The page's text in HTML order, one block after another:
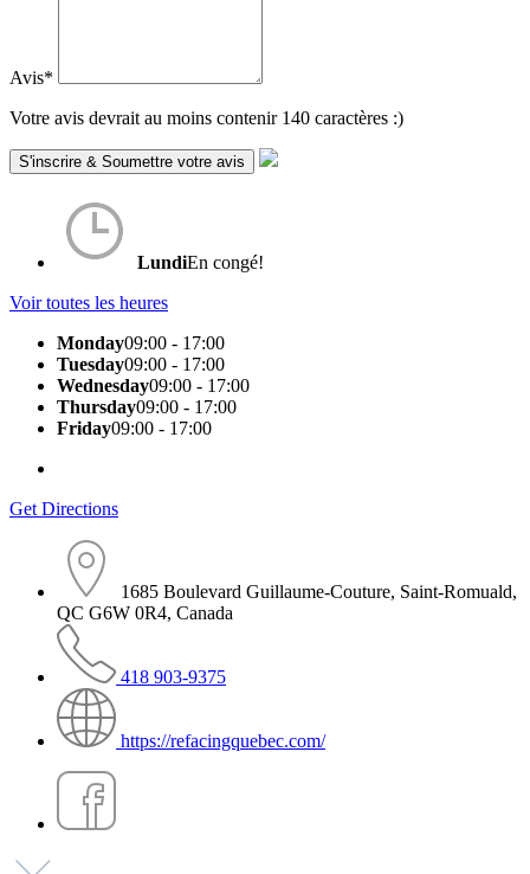
Avis*
Votre avis devrait au moins contenir 140 caractères :)
LundiEn congé!
Voir toutes les heures
Monday09:00 - 17:00
Tuesday09:00 - 17:00
Wednesday09:00 - 17:00
Thursday09:00 - 17:00
Friday09:00 - 17:00
Get Directions
1685 Boulevard Guillaume-Couture, Saint-Romuald,
QC G6W 0R4, Canada
418 903-9375
https://refacingquebec.com/